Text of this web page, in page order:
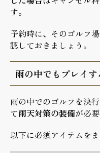
す。
予約時に、そのゴルフ
認しておきましょう。
雨の中でもプレイ
雨の中でのゴルフを決
て雨天対策の装備が必
以下に必須アイテムをま